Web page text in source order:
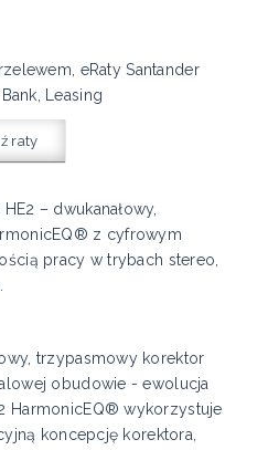
eRaty Santander
Leasing
raty
– dwukanałowy,
z cyfrowym
pracy w trybach stereo,
trzypasmowy korektor
obudowie - ewolucja
HarmonicEQ® wykorzystuje
koncepcję korektora,